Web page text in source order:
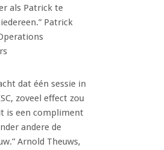
als Patrick te
Patrick
dat één sessie in
zoveel effect zou
is een compliment
andere de
Arnold Theuws,